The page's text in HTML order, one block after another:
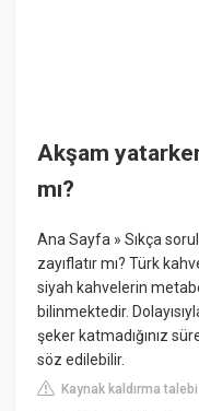
Akşam
mı?
Ana Sayfa » Sıkça
zayıflatır mı? Türk
siyah kahvelerin
bilinmektedir.
şeker katmadığınız
söz edilebilir.
Kaynak kaldırma talebi